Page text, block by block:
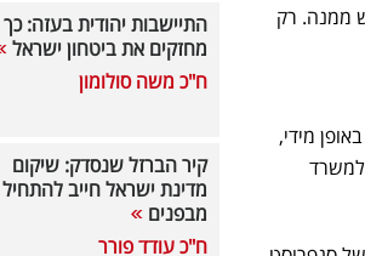
דרש ממנה. רק
מידי,
למשרד
התיישבות יהודית בעזה: כך
מחזקים את ביטחון ישראל
ח"כ משה סולומון
קיר הברזל שנסדק: שיקום
מדינת ישראל חייב להתחיל
מבפנים
ח"כ עודד פורר